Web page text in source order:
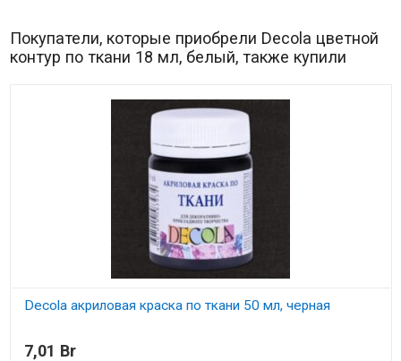
Покупатели, которые приобрели Decola цветной
контур по ткани 18 мл, белый, также купили
Decola акриловая краска по ткани 50 мл, черная
7,01 Br